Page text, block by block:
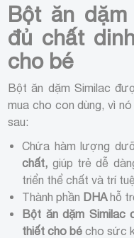
Bột ăn
đủ chất
cho bé
Bột ăn dặm Similac
mua cho con dùng, vì
sau:
Chứa hàm lượng
chất, giúp trẻ dễ
triển thể chất và trí
Thành phần DHAhỗ
Bột ăn dặm Similac
thiết cho bé cho sức